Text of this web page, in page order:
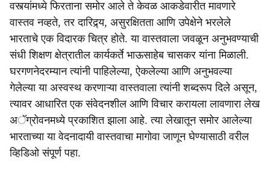
a
l
s
h
a
r
e
वस्त्यांमध्ये फिरताना समोर आले ते केवळ आकडेवारीत मावणारे
वास्तव नव्हते, तर दारिद्र्य, असुरक्षितता आणि उपेक्षेने भरलेले
भारताचे एक विदारक चित्र होते. या वास्तवाला जवळून अनुभवण्याची
संधी शिक्षण क्षेत्रातील कार्यकर्ते भाऊसाहेब चासकर यांना मिळाली.
घरगणनेदरम्यान त्यांनी पाहिलेल्या, ऐकलेल्या आणि अनुभवल्या
गेलेल्या या अस्वस्थ करणाऱ्या वास्तवाला त्यांनी शब्दरूप दिले असून,
त्यावर आधारित एक संवेदनशील आणि विचार करायला लावणारा लेख
अॅग्रोवनमध्ये प्रकाशित झाला आहे. त्या लेखातून समोर आलेल्या
भारताच्या या वेदनादायी वास्तवाचा मागोवा जाणून घेण्यासाठी वरील
व्हिडिओ संपूर्ण पहा.